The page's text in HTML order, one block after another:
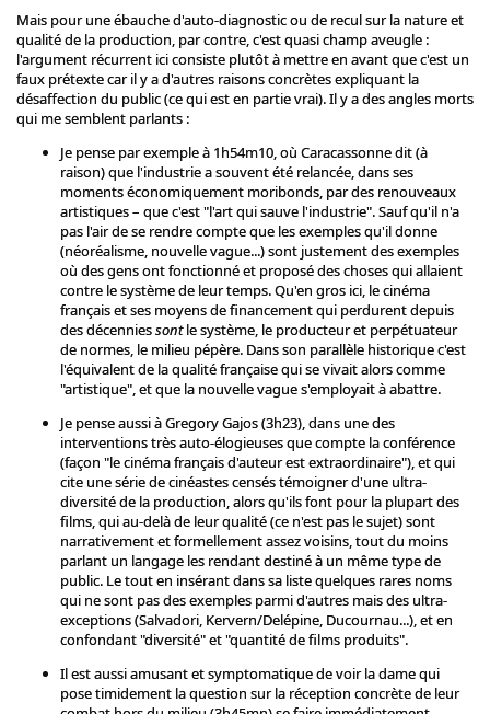
Mais pour une ébauche d'auto-diagnostic ou de recul sur la nature et
qualité de la production, par contre, c'est quasi champ aveugle :
l'argument récurrent ici consiste plutôt à mettre en avant que c'est un
faux prétexte car il y a d'autres raisons concrètes expliquant la
désaffection du public (ce qui est en partie vrai). Il y a des angles morts
qui me semblent parlants :
Je pense par exemple à 1h54m10, où Caracassonne dit (à
raison) que l'industrie a souvent été relancée, dans ses
moments économiquement moribonds, par des renouveaux
artistiques – que c'est "l'art qui sauve l'industrie". Sauf qu'il n'a
pas l'air de se rendre compte que les exemples qu'il donne
(néoréalisme, nouvelle vague...) sont justement des exemples
où des gens ont fonctionné et proposé des choses qui allaient
contre le système de leur temps. Qu'en gros ici, le cinéma
français et ses moyens de financement qui perdurent depuis
des décenniessontle système, le producteur et perpétuateur
de normes, le milieu pépère. Dans son parallèle historique c'est
l'équivalent de la qualité française qui se vivait alors comme
"artistique", et que la nouvelle vague s'employait à abattre.
Je pense aussi à Gregory Gajos (3h23), dans une des
interventions très auto-élogieuses que compte la conférence
(façon "le cinéma français d'auteur est extraordinaire"), et qui
cite une série de cinéastes censés témoigner d'une ultra-
diversité de la production, alors qu'ils font pour la plupart des
films, qui au-delà de leur qualité (ce n'est pas le sujet) sont
narrativement et formellement assez voisins, tout du moins
parlant un langage les rendant destiné à un même type de
public. Le tout en insérant dans sa liste quelques rares noms
qui ne sont pas des exemples parmi d'autres mais des ultra-
exceptions (Salvadori, Kervern/Delépine, Ducournau...), et en
confondant "diversité" et "quantité de films produits".
Il est aussi amusant et symptomatique de voir la dame qui
pose timidement la question sur la réception concrète de leur